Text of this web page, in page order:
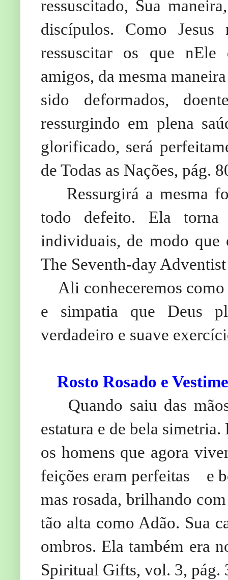
ressuscitado, Sua
discípulos. Como
ressuscitar os que nEle
amigos, da mesma
sido deformados,
ressurgindo em plena
glorificado, será
de Todas as Nações, pág.
Ressurgirá a mesma
todo defeito. Ela
individuais, de modo que
The Seventh-day
Ali conheceremos
e simpatia que Deus
verdadeiro e suave
Rosto Rosado e
Quando saiu das
estatura e de bela
os homens que agora
feições eram perfeitas
e
mas rosada, brilhando
tão alta como Adão. Sua
ombros. Ela também era
Spiritual Gifts, vol. 3, pág.